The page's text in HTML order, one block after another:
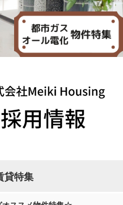
貸特集